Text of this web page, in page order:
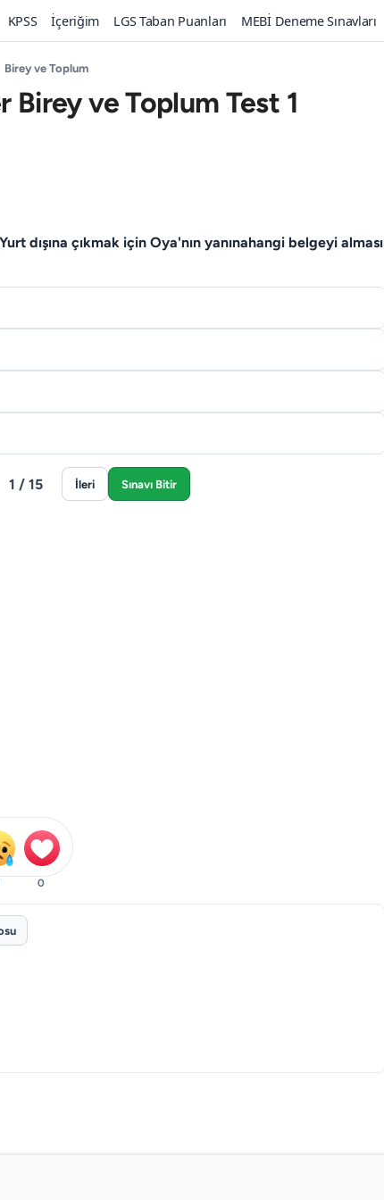
KPSS İçeriğim LGS Taban Puanları MEBİ Deneme Sınavları
Birey ve Toplum
Birey ve Toplum Test 1
dışına çıkmak için Oya'nın yanınahangi belgeyi alması
1 / 15 İleri Sınavı Bitir
0